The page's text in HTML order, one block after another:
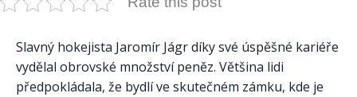
Slavný hokejista Jaromír Jágr díky své úspěšné kariéře
vydělal obrovské množství peněz. Většina lidi
předpokládala, že bydlí ve skutečném zámku, kde je